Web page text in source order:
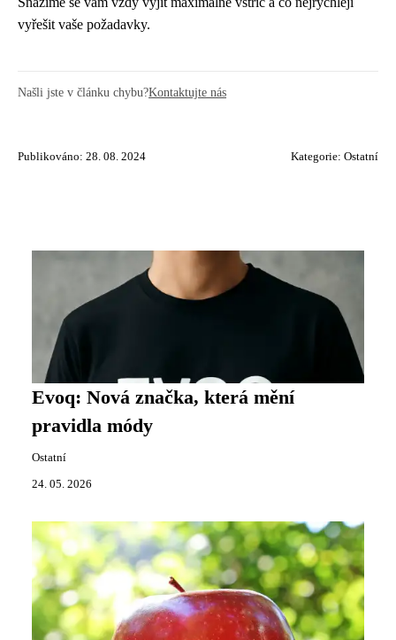
vyřešit vaše požadavky.
Našli jste v článku chybu?Kontaktujte nás
Publikováno: 28. 08. 2024 Kategorie: Ostatní
Evoq: Nová značka, která mění
pravidla módy
Ostatní
24. 05. 2026